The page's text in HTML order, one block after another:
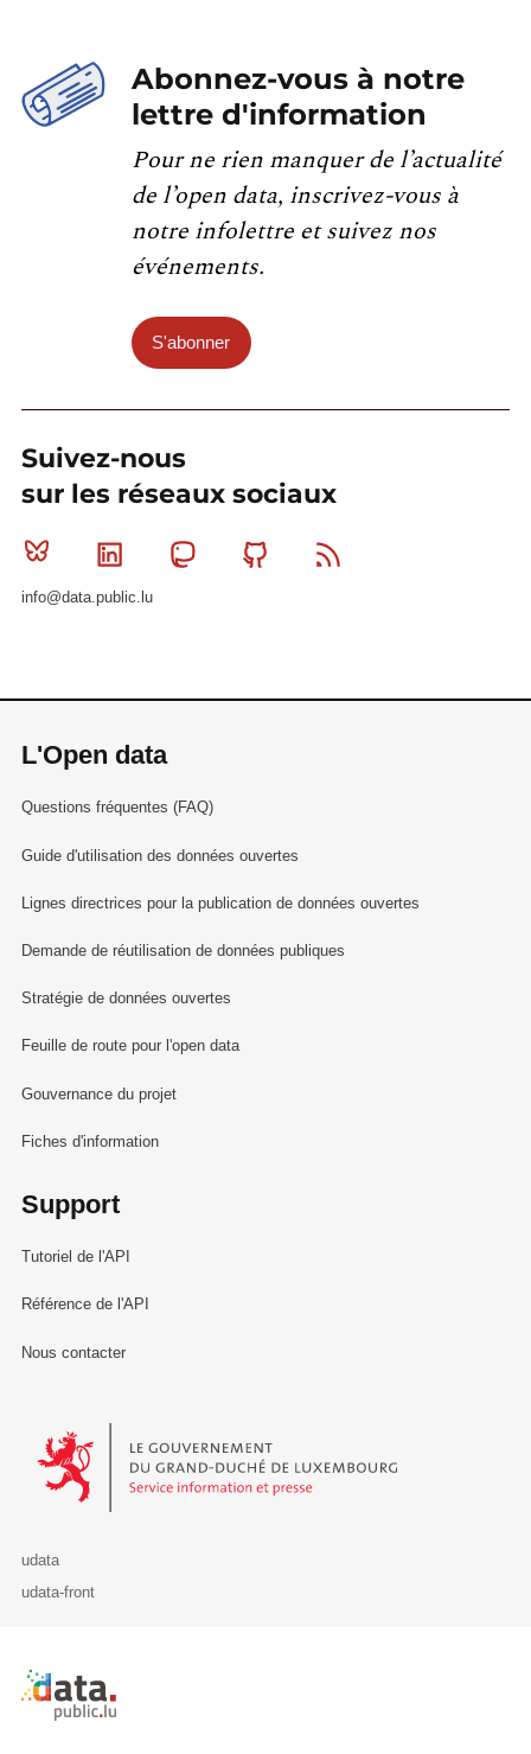
Abonnez-vous à notre
lettre d'information
Pour ne rien manquer de l’actualité
de l’open data, inscrivez-vous à
notre infolettre et suivez nos
événements.
S'abonner
Suivez-nous
sur les réseaux sociaux
Bluesky Linkedin MastodonGithub
info@data.public.lu
L'Open data
Questions fréquentes (FAQ)
Guide d'utilisation des données ouvertes
Lignes directrices pour la publication de données ouvertes
Demande de réutilisation de données publiques
Stratégie de données ouvertes
Feuille de route pour l'open data
Gouvernance du projet
Fiches d'information
Support
Tutoriel de l'API
Référence de l'API
Nous contacter
Le Gouvernement du Grand-Duché de Luxembourg - Service
udata
udata-front
Retour à l'accueil de data.public.lu